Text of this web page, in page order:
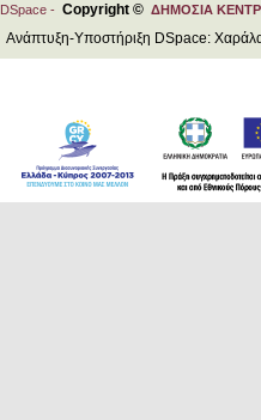
DSpace - Copyright © ΔΗΜΟΣΙΑ
Ανάπτυξη-Υποστήριξη DSpace: